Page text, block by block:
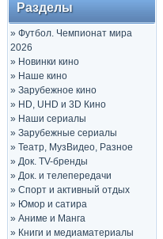
Разделы
» Футбол. Чемпионат мира
2026
» Новинки кино
» Наше кино
» Зарубежное кино
» HD, UHD и 3D Кино
» Наши сериалы
» Зарубежные сериалы
» Театр, МузВидео, Разное
» Док. TV-бренды
» Док. и телепередачи
» Спорт и активный отдых
» Юмор и сатира
» Аниме и Манга
» Книги и медиаматериалы